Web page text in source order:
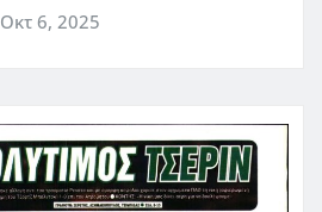
Οκτ 6, 2025